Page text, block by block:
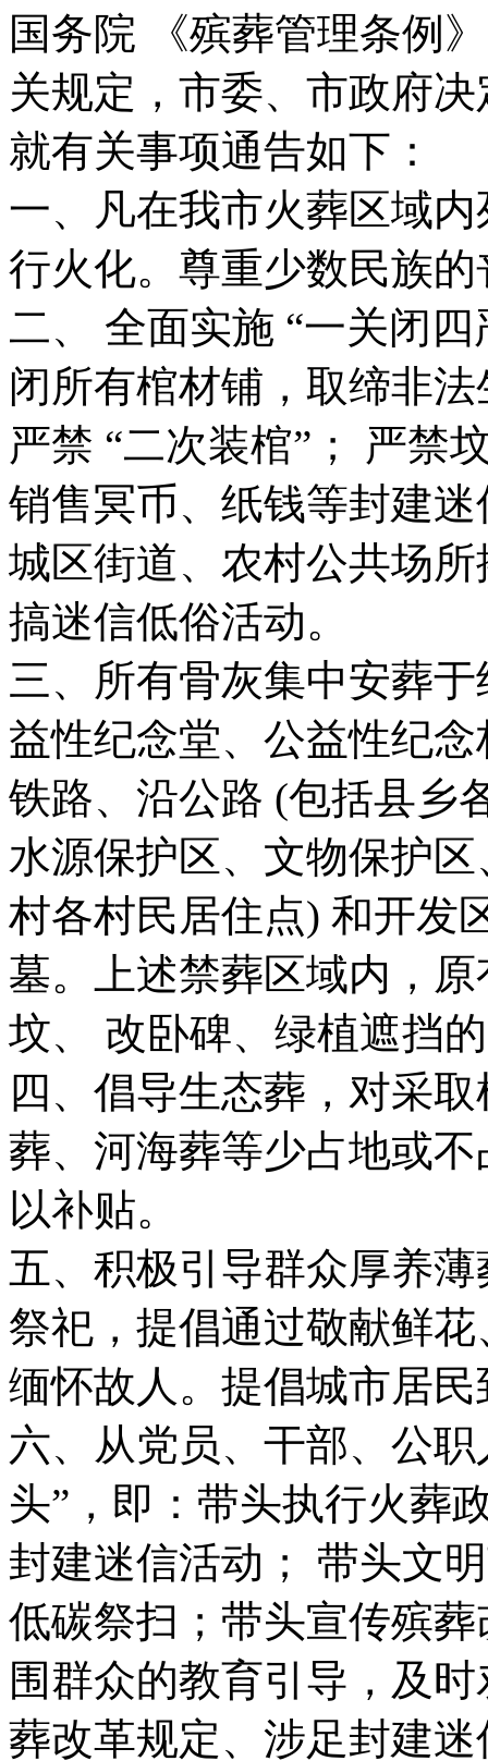
国务院 《殡葬管理条例
关规定，市委、市政府
就有关事项通告如下：
一、凡在我市火葬区域
行火化。尊重少数民族
二、 全面实施 “一关闭
闭所有棺材铺，取缔非
严禁 “二次装棺”； 严禁
销售冥币、纸钱等封建
城区街道、农村公共场
搞迷信低俗活动。
三、所有骨灰集中安葬
益性纪念堂、公益性纪
铁路、沿公路 (包括县乡
水源保护区、文物保护
村各村民居住点) 和开发
墓。上述禁葬区域内，
坟、 改卧碑、绿植遮挡
四、倡导生态葬，对采
葬、河海葬等少占地或
以补贴。
五、积极引导群众厚养
祭祀，提倡通过敬献鲜
缅怀故人。提倡城市居
六、从党员、干部、公
头”，即：带头执行火葬
封建迷信活动； 带头文
低碳祭扫；带头宣传殡
围群众的教育引导，及
葬改革规定、涉足封建